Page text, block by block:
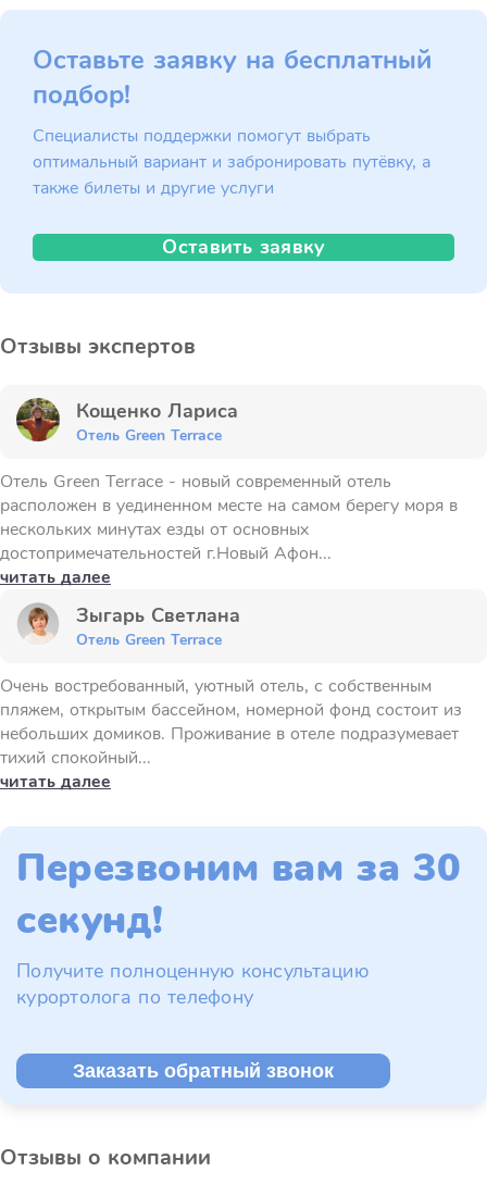
Оставьте заявку на бесплатный
подбор!
Специалисты поддержки помогут выбрать
оптимальный вариант и забронировать путёвку, а
также билеты и другие услуги
Оставить заявку
Отзывы экспертов
Кощенко Лариса
Отель Green Terrace
Отель Green Terrace - новый современный отель
расположен в уединенном месте на самом берегу моря в
нескольких минутах езды от основных
достопримечательностей г.Новый Афон...
читать далее
Зыгарь Светлана
Отель Green Terrace
Очень востребованный, уютный отель, с собственным
пляжем, открытым бассейном, номерной фонд состоит из
небольших домиков. Проживание в отеле подразумевает
тихий спокойный...
читать далее
Перезвоним вам за 30
секунд!
Получите полноценную консультацию
курортолога по телефону
Заказать обратный звонок
Отзывы о компании